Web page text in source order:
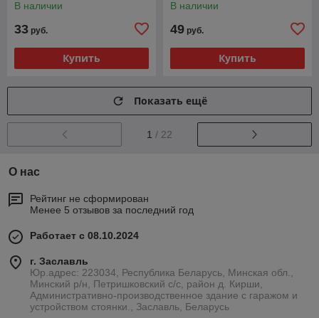
В наличии
33 руб.
Купить
В наличии
49 руб.
Купить
Показать ещё
1 / 22
О нас
Рейтинг не сформирован
Менее 5 отзывов за последний год
Работает с 08.10.2024
г. Заславль
Юр.адрес: 223034, Республика Беларусь, Минская обл.,
Минский р/н, Петришковский с/с, район д. Кирши,
Административно-производственное здание с гаражом и
устройством стоянки., Заславль, Беларусь